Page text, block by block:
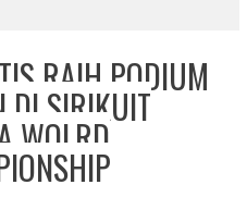
RAIH PODIUM
DI SIRIKUIT
WOLRD